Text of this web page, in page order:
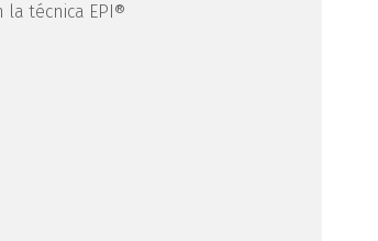
técnica EPI®